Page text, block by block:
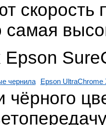
скорость
самая
Epson
чернила Epson UltraChrome
чёрного